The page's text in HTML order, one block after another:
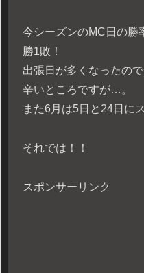
今シーズンのMC日の勝
勝1敗！
出張日が多くなったの
辛いところですが…。
また6月は5日と24日に
それでは！！
スポンサーリンク